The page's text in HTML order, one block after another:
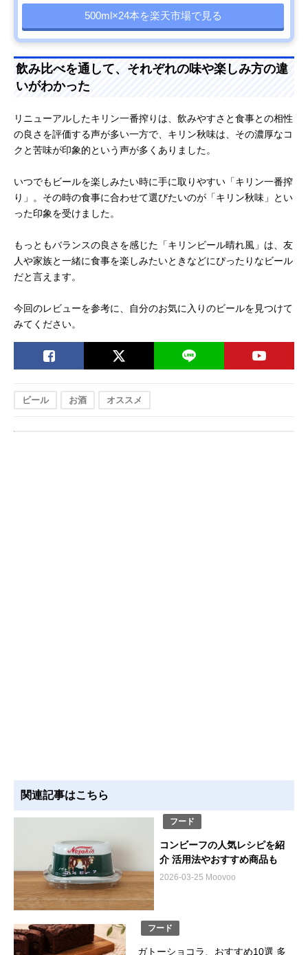
500ml×24本を楽天市場で見る
飲み比べを通して、それぞれの味や楽しみ方の違
いがわかった
リニューアルしたキリン一番搾りは、飲みやすさと食事との相性
の良さを評価する声が多い一方で、キリン秋味は、その濃厚なコ
クと苦味が印象的という声が多くありました。
いつでもビールを楽しみたい時に手に取りやすい「キリン一番搾
り」。その時の食事に合わせて選びたいのが「キリン秋味」とい
った印象を受けました。
もっともバランスの良さを感じた「キリンビール晴れ風」は、友
人や家族と一緒に食事を楽しみたいときなどにぴったりなビール
だと言えます。
今回のレビューを参考に、自分のお気に入りのビールを見つけて
みてください。
ビール お酒 オススメ
関連記事はこちら
フード
コンビーフの人気レシピを紹
介 活用法やおすすめ商品も
2026-03-25 Moovoo
フード
ガトーショコラ、おすすめ10選 多